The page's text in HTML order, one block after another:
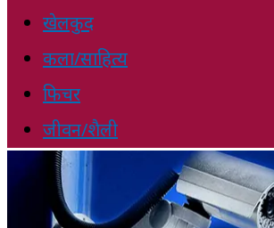
खेलकुद
कला/साहित्य
फिचर
जीवन/शैली